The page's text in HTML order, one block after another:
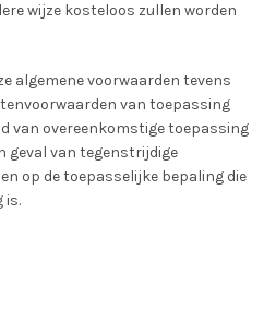
wijze kosteloos zullen worden
algemene voorwaarden tevens
van toepassing
van overeenkomstige toepassing
geval van tegenstrijdige
op de toepasselijke bepaling die
is.